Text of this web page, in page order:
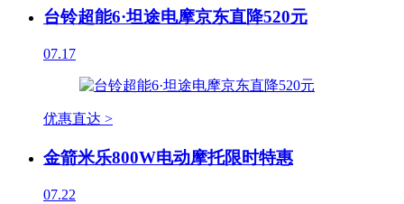
台铃超能6·坦途电摩京东直降520元
07.17
优惠直达 >
金箭米乐800W电动摩托限时特惠
07.22